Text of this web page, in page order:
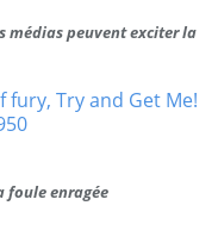
médias peuvent exciter la
foule enragée